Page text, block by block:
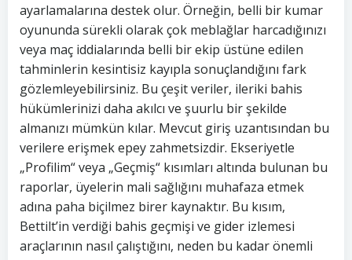
ayarlamalarına destek olur. Örneğin, belli bir kumar
oyununda sürekli olarak çok meblağlar harcadığınızı
veya maç iddialarında belli bir ekip üstüne edilen
tahminlerin kesintisiz kayıpla sonuçlandığını fark
gözlemleyebilirsiniz. Bu çeşit veriler, ileriki bahis
hükümlerinizi daha akılcı ve şuurlu bir şekilde
almanızı mümkün kılar. Mevcut giriş uzantısından bu
verilere erişmek epey zahmetsizdir. Ekseriyetle
„Profilim“ veya „Geçmiş“ kısımları altında bulunan bu
raporlar, üyelerin mali sağlığını muhafaza etmek
adına paha biçilmez birer kaynaktır. Bu kısım,
Bettilt’in verdiği bahis geçmişi ve gider izlemesi
araçlarının nasıl çalıştığını, neden bu kadar önemli